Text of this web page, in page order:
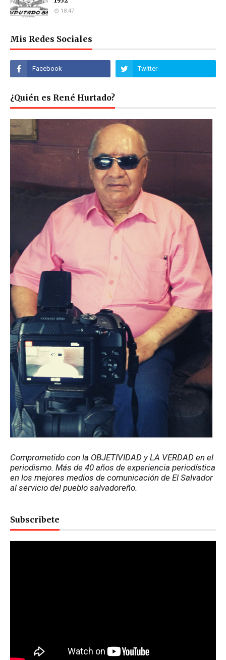
18:47
Mis Redes Sociales
¿Quién es René Hurtado?
Comprometido con la OBJETIVIDAD y LA VERDAD en el
periodismo. Más de 40 años de experiencia periodística
en los mejores medios de comunicación de El Salvador
al servicio del pueblo salvadoreño.
Subscribete